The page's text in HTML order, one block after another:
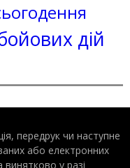
дій
передрук чи наступне
або електронних
у разі